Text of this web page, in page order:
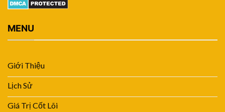
MENU
Giới Thiệu
Lịch Sử
Giá Trị Cốt Lõi